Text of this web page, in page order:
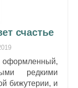
счастье
оформленный,
редкими
бижутерии, и